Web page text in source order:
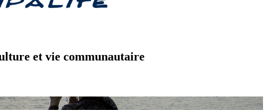
et vie communautaire